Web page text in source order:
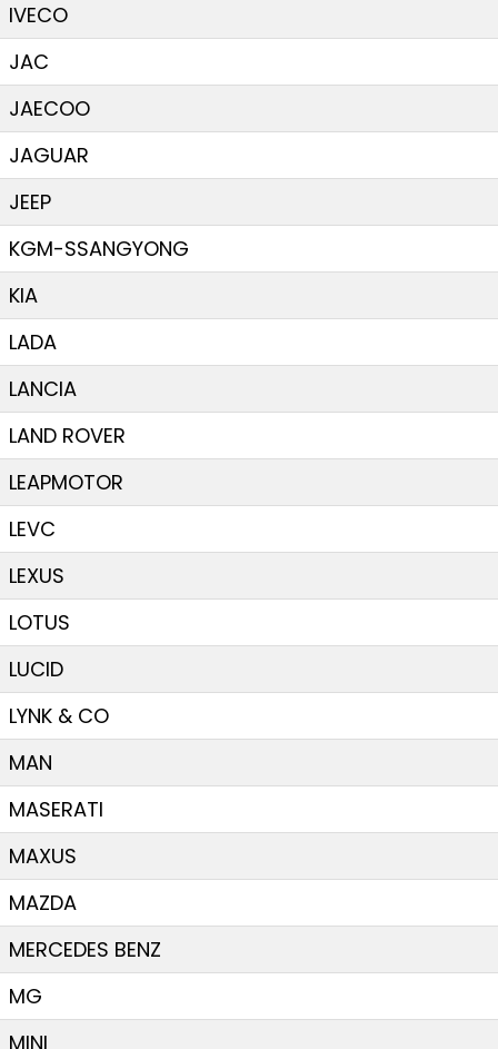
IVECO
JAC
JAECOO
JAGUAR
JEEP
KGM-SSANGYONG
KIA
LADA
LANCIA
LAND ROVER
LEAPMOTOR
LEVC
LEXUS
LOTUS
LUCID
LYNK & CO
MAN
MASERATI
MAXUS
MAZDA
MERCEDES BENZ
MG
MINI